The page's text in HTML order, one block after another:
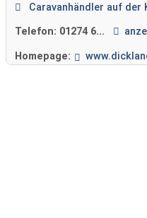
Caravanhändler auf der
Telefon: 01274 6...
Homepage: